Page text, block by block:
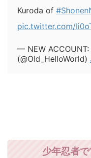
Kuroda of
pic.twitter.com/
— NEW ACCOUNT:
(@Old_HelloWorld)
少年忍者